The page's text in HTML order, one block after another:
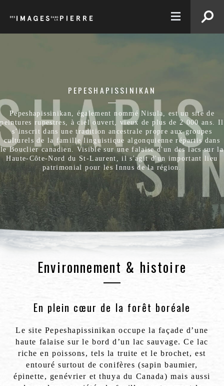
PEPESHAPISSINIKAN
Pepeshapissinikan, également nommé Nisula, est un site de
peintures rupestres, à ciel ouvert, vieux de plus de 2 000 ans. Il
s’inscrit dans une tradition ancestrale propre aux groupes
culturels de la famille linguistique algonquienne répartis dans
le Bouclier canadien. Visible sur une falaise d'un des lacs sur la
Haute-Côte-Nord du St-Laurent, il s'agit d'un important lieu
patrimonial pour les Innus de la région.
Environnement & histoire
En plein cœur de la forêt boréale
Le site Pepeshapissinikan occupe la façade d’une
haute falaise sur le bord d’un lac sauvage. Ce lac
riche en poissons, tels la truite et le brochet, est
entouré surtout de conifères (sapin baumier,
épinette, genévrier et thuya du Canada) mais aussi